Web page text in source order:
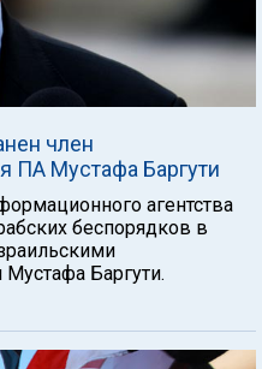
член
ПА Мустафа Баргути
агентства
беспорядков в
Баргути.